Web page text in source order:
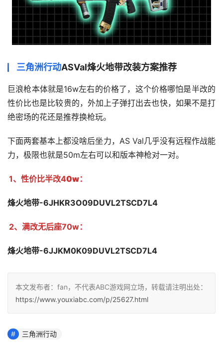
三角洲行动ASVal烽火地带改装方案推荐
巨浪枪本体就是16w左右的价格了，这个价格哪怕是半改的
性价比也是比较贵的，外加上子弹打出去也快，如果不是打
绝密场的花还是推荐换枪玩。
下面两套基本上都没啥后坐力，AS Val几乎没有远程作战能
力，极限也就是50m左右可以和版本神枪对一对。
1、性价比半改40w：
烽火地带-6JHKR3O09DUVL2TSCD7L4
2、满改无后座70w：
烽火地带-6JJKM0K09DUVL2TSCD7L4
本文发布者：fan，不代表ABC游戏网立场，转载请注明出处：
https://www.youxiabc.com/p/25627.html
三角洲行动